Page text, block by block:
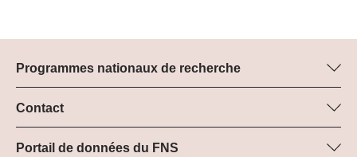
Programmes nationaux de recherche
Vous trouverez ici des informations sur tous les Programmes
nationaux de recherche (PNR) :
Tous les PNR
Contact
Manager du programme
Dr Pascal Walther, FNS
Portail de données du FNS